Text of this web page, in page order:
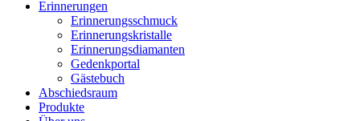
Erinnerungen
Erinnerungsschmuck
Erinnerungskristalle
Erinnerungsdiamanten
Gedenkportal
Gästebuch
Abschiedsraum
Produkte